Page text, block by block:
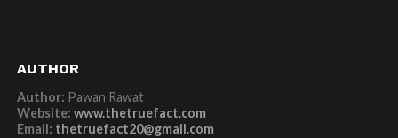
AUTHOR
Author: Pawan Rawat
Website: www.thetruefact.com
Email: thetruefact20@gmail.com